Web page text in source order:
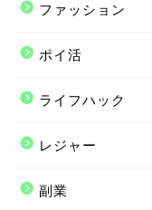
ファッション
ポイ活
ライフハック
レジャー
副業